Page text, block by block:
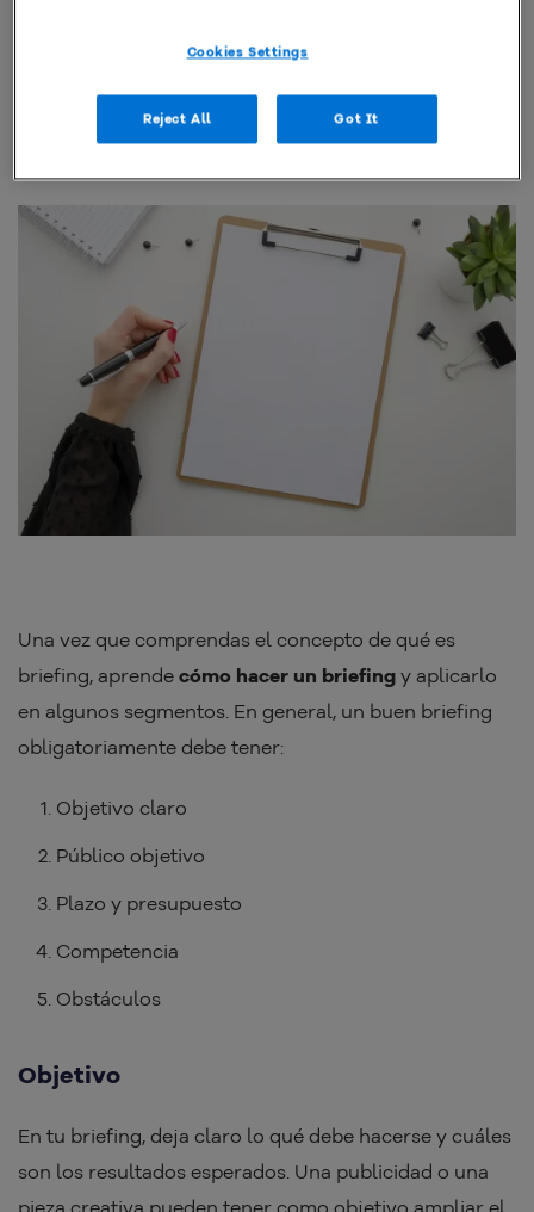
¿Cómo preparar un briefing de
calidad?
Una vez que comprendas el concepto de qué es
briefing, aprende cómo hacer un briefing y aplicarlo
en algunos segmentos. En general, un buen briefing
obligatoriamente debe tener:
Objetivo claro
Público objetivo
Plazo y presupuesto
Competencia
Obstáculos
Objetivo
En tu briefing, deja claro lo qué debe hacerse y cuáles
son los resultados esperados. Una publicidad o una
pieza creativa pueden tener como objetivo ampliar el
Cookies Settings
Reject All Got It